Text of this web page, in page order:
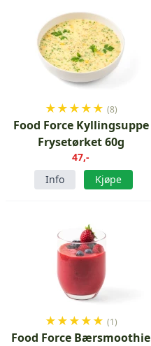
★★★★★ (8)
Food Force Kyllingsuppe
Frysetørket 60g
47,-
Info
Kjøpe
★★★★★ (1)
Food Force Bærsmoothie